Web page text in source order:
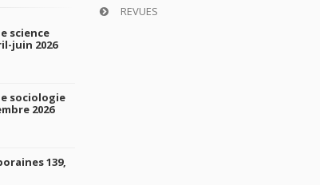
science
juin 2026
sociologie
2026
139,
REVUES